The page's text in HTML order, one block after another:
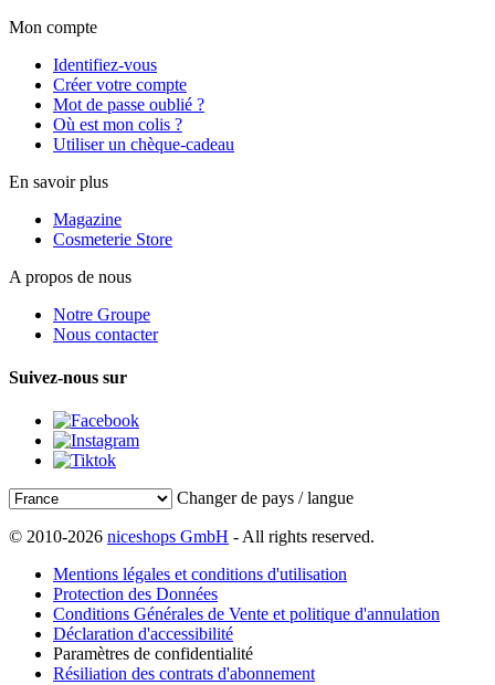
Mon compte
Identifiez-vous
Créer votre compte
Mot de passe oublié ?
Où est mon colis ?
Utiliser un chèque-cadeau
En savoir plus
Magazine
Cosmeterie Store
A propos de nous
Notre Groupe
Nous contacter
Suivez-nous sur
Changer de pays / langue
© 2010-2026 niceshops GmbH - All rights reserved.
Mentions légales et conditions d'utilisation
Protection des Données
Conditions Générales de Vente et politique d'annulation
Déclaration d'accessibilité
Paramètres de confidentialité
Résiliation des contrats d'abonnement